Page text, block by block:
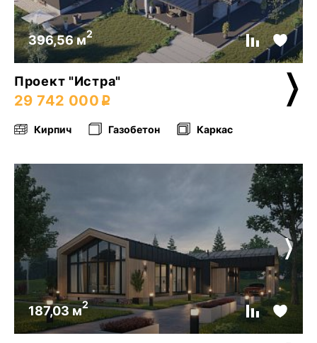
396,56 м2
Проект "Истра"
29 742 000
Кирпич Газобетон Каркас
187,03 м2